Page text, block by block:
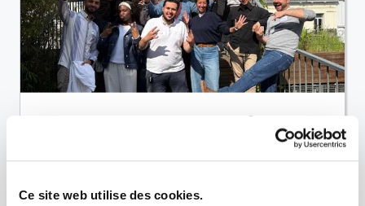
Ce site web utilise des cookies.
Feeling You(th) : dernière